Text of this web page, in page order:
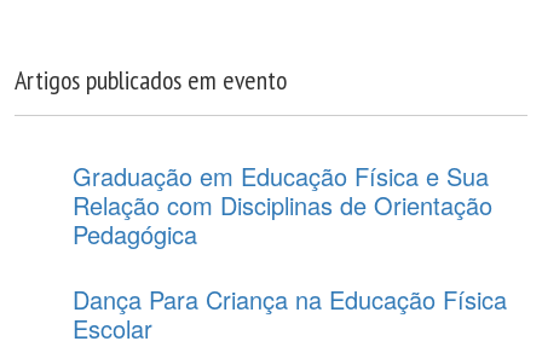
Artigos publicados em evento
Graduação em Educação Física e Sua
Relação com Disciplinas de Orientação
Pedagógica
Dança Para Criança na Educação Física
Escolar